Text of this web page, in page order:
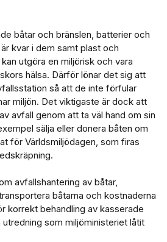
båtar och bränslen, batterier och
kvar i dem samt plast och
utgöra en miljörisk och vara
hälsa. Därför lönar det sig att
så att de inte förfular
miljön. Det viktigaste är dock att
avfall genom att ta väl hand om sin
sälja eller donera båten om
för Världsmiljödagen, som firas
avfallshantering av båtar,
båtarna och kostnaderna
korrekt behandling av kasserade
som miljöministeriet låtit